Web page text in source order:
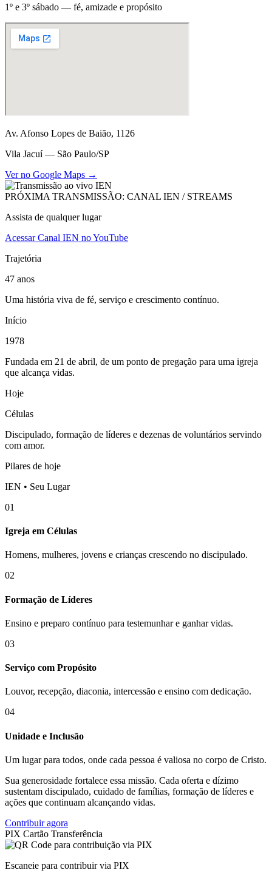
1º e 3º sábado — fé, amizade e propósito
Av. Afonso Lopes de Baião, 1126
Vila Jacuí — São Paulo/SP
Ver no Google Maps →
PRÓXIMA TRANSMISSÃO: CANAL IEN / STREAMS
Assista de qualquer lugar
Acessar Canal IEN no YouTube
Trajetória
47 anos
Uma história viva de fé, serviço e crescimento contínuo.
Início
1978
Fundada em 21 de abril, de um ponto de pregação para uma igreja
que alcança vidas.
Hoje
Células
Discipulado, formação de líderes e dezenas de voluntários servindo
com amor.
Pilares de hoje
IEN • Seu Lugar
01
Igreja em Células
Homens, mulheres, jovens e crianças crescendo no discipulado.
02
Formação de Líderes
Ensino e preparo contínuo para testemunhar e ganhar vidas.
03
Serviço com Propósito
Louvor, recepção, diaconia, intercessão e ensino com dedicação.
04
Unidade e Inclusão
Um lugar para todos, onde cada pessoa é valiosa no corpo de Cristo.
Sua generosidade fortalece essa missão. Cada oferta e dízimo
sustentam discipulado, cuidado de famílias, formação de líderes e
ações que continuam alcançando vidas.
Contribuir agora
PIX Cartão Transferência
Escaneie para contribuir via PIX